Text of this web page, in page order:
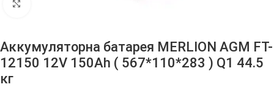
Аккумуляторна батарея MERLION AGM FT-
12150 12V 150Ah ( 567*110*283 ) Q1 44.5
кг